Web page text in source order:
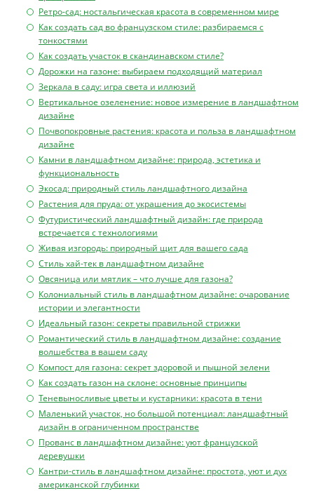
Ретро-сад: ностальгическая красота в современном мире
Как создать сад во французском стиле: разбираемся с
тонкостями
Как создать участок в скандинавском стиле?
Дорожки на газоне: выбираем подходящий материал
Зеркала в саду: игра света и иллюзий
Вертикальное озеленение: новое измерение в ландшафтном
дизайне
Почвопокровные растения: красота и польза в ландшафтном
дизайне
Камни в ландшафтном дизайне: природа, эстетика и
функциональность
Экосад: природный стиль ландшафтного дизайна
Растения для пруда: от украшения до экосистемы
Футуристический ландшафтный дизайн: где природа
встречается с технологиями
Живая изгородь: природный щит для вашего сада
Стиль хай-тек в ландшафтном дизайне
Овсяница или мятлик – что лучше для газона?
Колониальный стиль в ландшафтном дизайне: очарование
истории и элегантности
Идеальный газон: секреты правильной стрижки
Романтический стиль в ландшафтном дизайне: создание
волшебства в вашем саду
Компост для газона: секрет здоровой и пышной зелени
Как создать газон на склоне: основные принципы
Теневыносливые цветы и кустарники: красота в тени
Маленький участок, но большой потенциал: ландшафтный
дизайн в ограниченном пространстве
Прованс в ландшафтном дизайне: уют французской
деревушки
Кантри-стиль в ландшафтном дизайне: простота, уют и дух
американской глубинки